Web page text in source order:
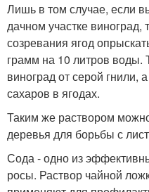
Лишь в том случае, если
дачном участке виноград,
созревания ягод
грамм на 10 литров воды.
виноград от серой
сахаров в ягодах.
Таким же раствором
деревья для борьбы с
Сода - одно из
росы. Раствор чайной